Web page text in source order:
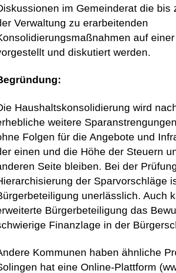
im Gemeinderat die bis
Verwaltung zu erarbeitenden
auf
und diskutiert werden.
Haushaltskonsolidierung wird
weitere
Folgen für die Angebote und
einen und die Höhe der Steuern
Seite bleiben. Bei der
der Sparvorschläge
unerlässlich. Auch
Bürgerbeteiligung das
Finanzlage in der
Kommunen haben ähnliche
hat eine Online-Plattform